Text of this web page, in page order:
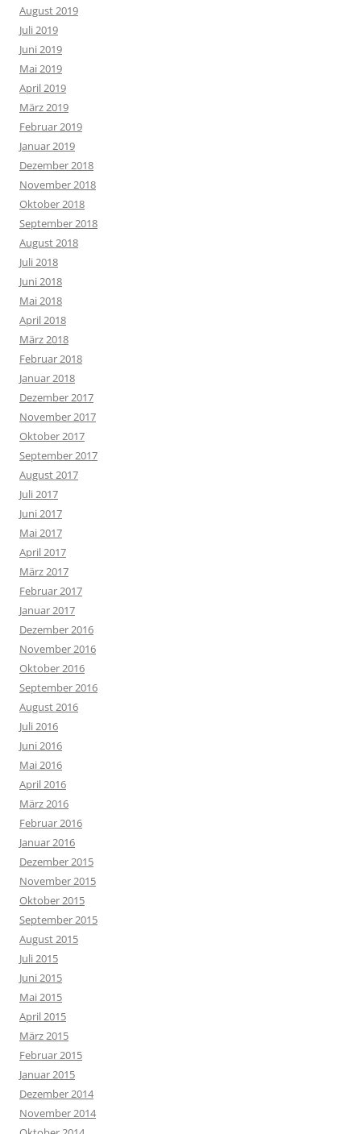
August 2019
Juli 2019
Juni 2019
Mai 2019
April 2019
März 2019
Februar 2019
Januar 2019
Dezember 2018
November 2018
Oktober 2018
September 2018
August 2018
Juli 2018
Juni 2018
Mai 2018
April 2018
März 2018
Februar 2018
Januar 2018
Dezember 2017
November 2017
Oktober 2017
September 2017
August 2017
Juli 2017
Juni 2017
Mai 2017
April 2017
März 2017
Februar 2017
Januar 2017
Dezember 2016
November 2016
Oktober 2016
September 2016
August 2016
Juli 2016
Juni 2016
Mai 2016
April 2016
März 2016
Februar 2016
Januar 2016
Dezember 2015
November 2015
Oktober 2015
September 2015
August 2015
Juli 2015
Juni 2015
Mai 2015
April 2015
März 2015
Februar 2015
Januar 2015
Dezember 2014
November 2014